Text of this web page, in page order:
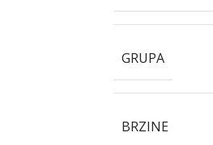
GRUPA
BRZINE